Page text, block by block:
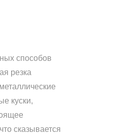
способов
резка
куски,
сказывается